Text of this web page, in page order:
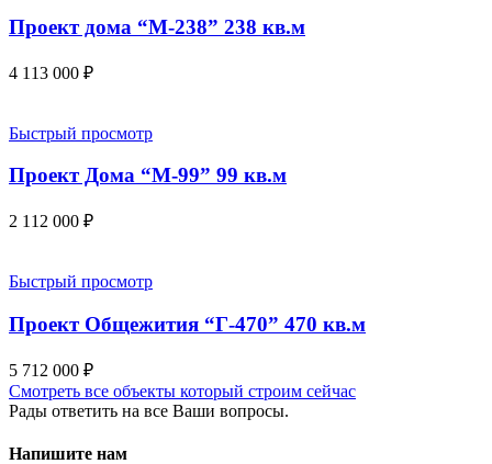
Проект дома “М-238” 238 кв.м
4 113 000 ₽
Быстрый просмотр
Проект Дома “М-99” 99 кв.м
2 112 000 ₽
Быстрый просмотр
Проект Общежития “Г-470” 470 кв.м
5 712 000 ₽
Смотреть все объекты который строим сейчас
Рады ответить на все Ваши вопросы.
Напишите нам